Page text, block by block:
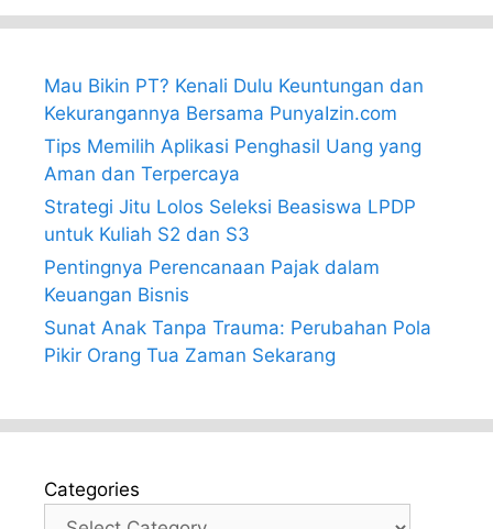
Mau Bikin PT? Kenali Dulu Keuntungan dan
Kekurangannya Bersama PunyaIzin.com
Tips Memilih Aplikasi Penghasil Uang yang
Aman dan Terpercaya
Strategi Jitu Lolos Seleksi Beasiswa LPDP
untuk Kuliah S2 dan S3
Pentingnya Perencanaan Pajak dalam
Keuangan Bisnis
Sunat Anak Tanpa Trauma: Perubahan Pola
Pikir Orang Tua Zaman Sekarang
Categories